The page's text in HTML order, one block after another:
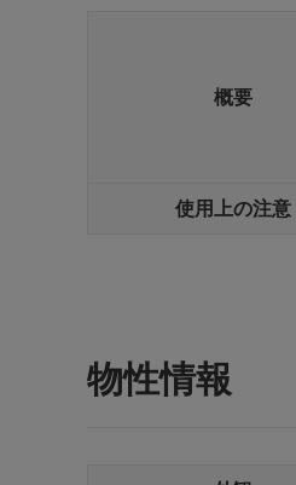
概要
使用上の注意
物性情報